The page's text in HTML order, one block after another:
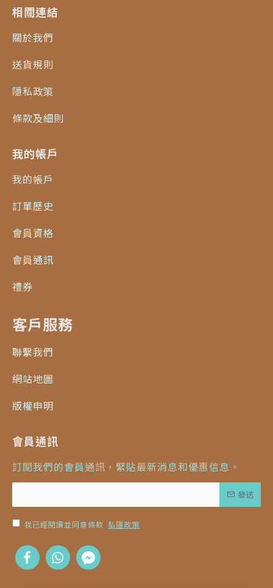
相關連結
關於我們
送貨規則
隱私政策
條款及細則
我的帳戶
我的帳戶
訂單歷史
會員資格
會員通訊
禮券
客戶服務
聯繫我們
網站地圖
版權申明
會員通訊
訂閱我們的會員通訊，緊貼最新消息和優惠信息。
發送
我已經閱讀並同意條款 私隱政策